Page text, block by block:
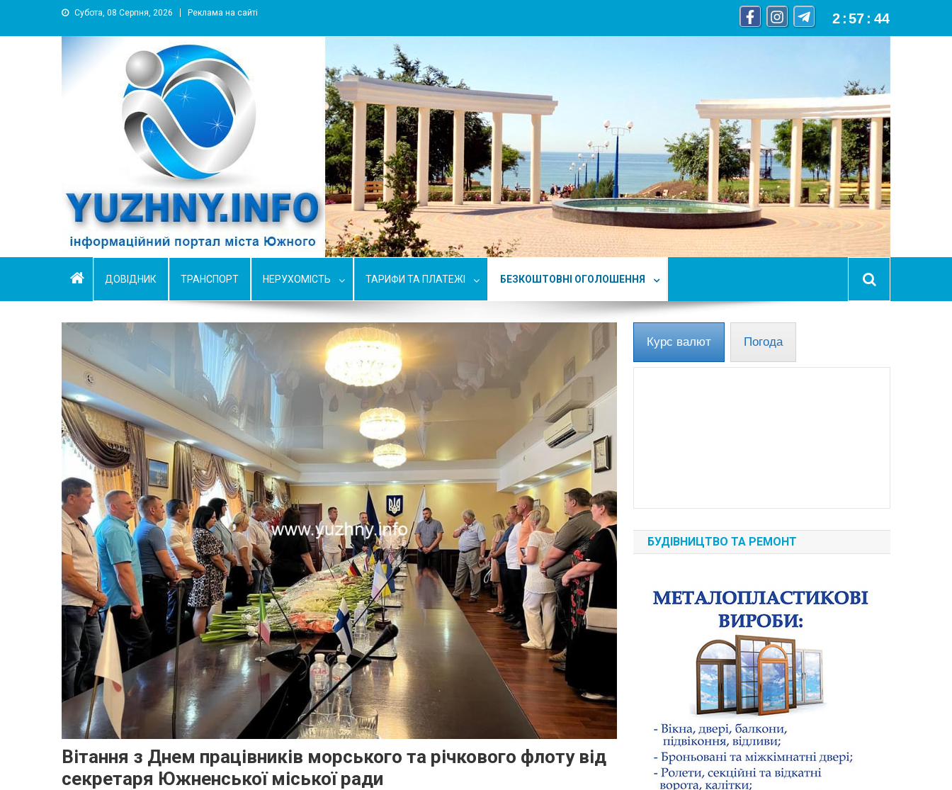
Субота, 08 Серпня, 2026 Реклама на сайті 2 :57 : 46
YUZHNY.INFO
информационный портал города Южный
ДОВІДНИК ТРАНСПОРТ НЕРУХОМІСТЬ ТАРИФИ ТА ПЛАТЕЖІ БЕЗКОШТОВНІ ОГОЛОШЕННЯ
Вітання з Днем працівників морського та річкового флоту від
секретаря Южненської міської ради
Курс валют Погода
БУДІВНИЦТВО ТА РЕМОНТ